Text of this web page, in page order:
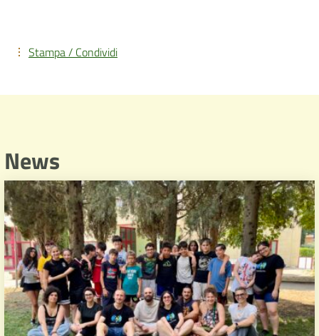
Stampa / Condividi
News